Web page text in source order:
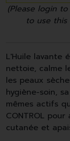
(Please login
to use this
L'Huile lavante
nettoie, calme
les peaux
hygiène-soin,
mêmes actifs
CONTROL
cutanée et